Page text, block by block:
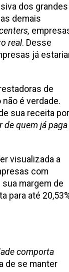
dos grandes
demais
real. Desse
já
de
é verdade.
sua receita por
de quem já paga
visualizada a
com
margem de
para até
comporta
de se manter